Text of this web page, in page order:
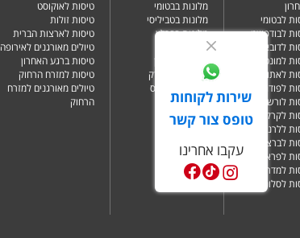
שירות לקוחות
טופס צור קשר
עקבו אחרינו
לבטומי
לבודפשט
לדובאי
למונטנגרו
לאתונה
לפודגוריצה
לורשה
לקרקוב
ללרנקה
לברצלונה
לפראג
למדריד
לסלוניקי
מלונות בבטומי
מלונות בטביליסי
מלונות בברלין
מלונות בדובאי
מלונות בלונדון
מלונות בניו יורק
מלונות בפאפוס
טיסות לאוקוסט
טיסות זולות
טיסות לארצות הברית
טיולים מאורגנים לאירופה
טיסות ברגע האחרון
טיסות למזרח הרחוק
טיולים מאורגנים למזרח
הרחוק